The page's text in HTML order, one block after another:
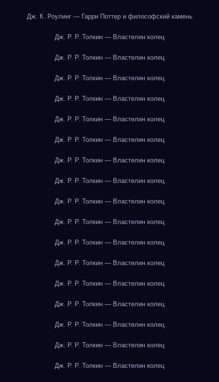
Дж. К. Роулинг — Гарри Поттер и философский камень
Дж. Р. Р. Толкин — Властелин колец
Дж. Р. Р. Толкин — Властелин колец
Дж. Р. Р. Толкин — Властелин колец
Дж. Р. Р. Толкин — Властелин колец
Дж. Р. Р. Толкин — Властелин колец
Дж. Р. Р. Толкин — Властелин колец
Дж. Р. Р. Толкин — Властелин колец
Дж. Р. Р. Толкин — Властелин колец
Дж. Р. Р. Толкин — Властелин колец
Дж. Р. Р. Толкин — Властелин колец
Дж. Р. Р. Толкин — Властелин колец
Дж. Р. Р. Толкин — Властелин колец
Дж. Р. Р. Толкин — Властелин колец
Дж. Р. Р. Толкин — Властелин колец
Дж. Р. Р. Толкин — Властелин колец
Дж. Р. Р. Толкин — Властелин колец
Дж. Р. Р. Толкин — Властелин колец